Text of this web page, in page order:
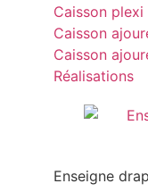
Caisson
Caisson
Caisson
Réalisations
Enseigne